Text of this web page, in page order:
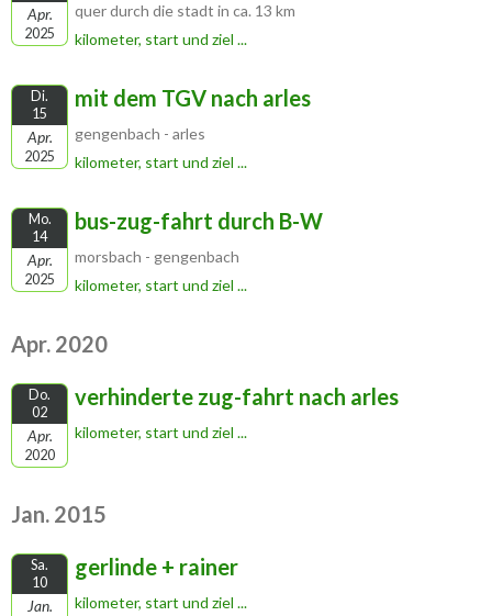
Apr.
2025
quer durch die stadt in ca. 13 km
kilometer, start und ziel ...
Di.
15
Apr.
2025
mit dem TGV nach arles
gengenbach - arles
kilometer, start und ziel ...
Mo.
14
Apr.
2025
bus-zug-fahrt durch B-W
morsbach - gengenbach
kilometer, start und ziel ...
Apr. 2020
Do.
02
Apr.
2020
verhinderte zug-fahrt nach arles
kilometer, start und ziel ...
Jan. 2015
Sa.
10
Jan.
gerlinde + rainer
kilometer, start und ziel ...